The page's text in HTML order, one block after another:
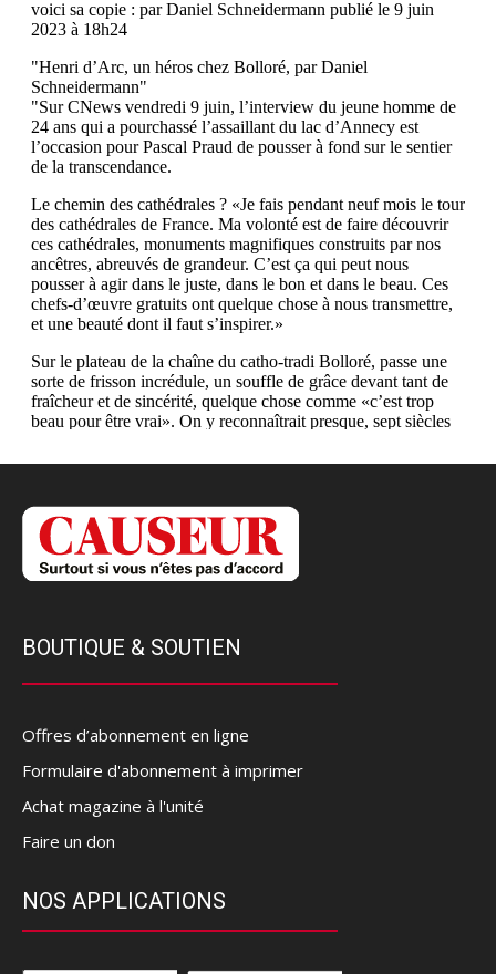
BOUTIQUE & SOUTIEN
Offres d’abonnement en ligne
Formulaire d'abonnement à imprimer
Achat magazine à l'unité
Faire un don
NOS APPLICATIONS